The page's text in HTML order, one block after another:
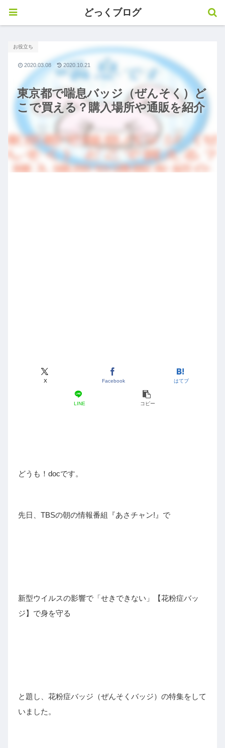
東京都で喘息バッジ（ぜんそく）ど
こで買える？購入場所や通販を紹介
お役立ち
X Facebook はてブ
LINE コピー
2020.03.08 2020.10.21
どうも！docです。
先日、TBSの朝の情報番組『あさチャン!』で
新型ウイルスの影響で「せきできない」【花粉症バッ
ジ】で身を守る
と題し、花粉症バッジ（ぜんそくバッジ）の特集をして
いました。
どっくブログ